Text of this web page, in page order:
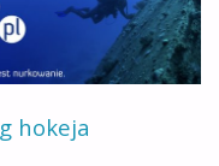
hokeja